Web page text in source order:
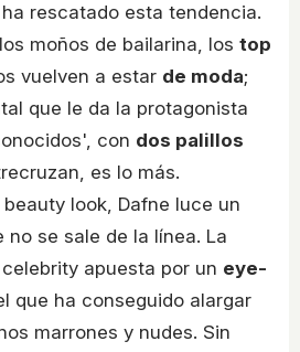
ha rescatado esta tendencia.
moños de bailarina, los top
vuelven a estar de moda;
que le da la protagonista
con dos palillos
es lo más.
look, Dafne luce un
no se sale de la línea. La
apuesta por un eye-
que ha conseguido alargar
marrones y nudes. Sin